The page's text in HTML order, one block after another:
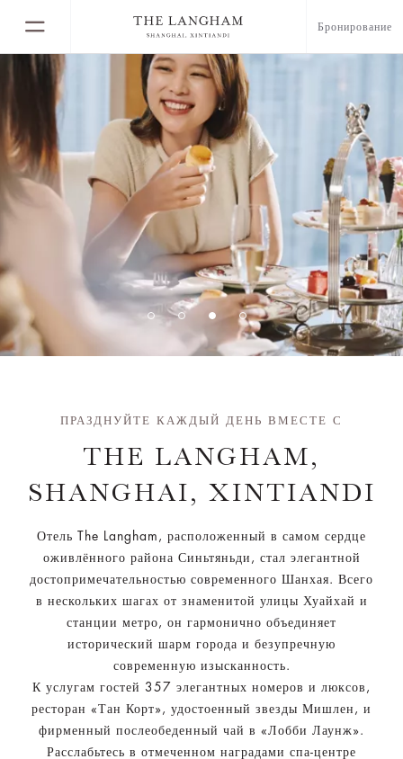
Бронирование
ПРАЗДНУЙТЕ КАЖДЫЙ ДЕНЬ ВМЕСТЕ С
THE LANGHAM,
SHANGHAI, XINTIANDI
Отель The Langham, расположенный в самом сердце
оживлённого района Синьтяньди, стал элегантной
достопримечательностью современного Шанхая. Всего
в нескольких шагах от знаменитой улицы Хуайхай и
станции метро, он гармонично объединяет
исторический шарм города и безупречную
современную изысканность.
К услугам гостей 357 элегантных номеров и люксов,
ресторан «Тан Корт», удостоенный звезды Мишлен, и
фирменный послеобеденный чай в «Лобби Лаунж».
Расслабьтесь в отмеченном наградами спа-центре